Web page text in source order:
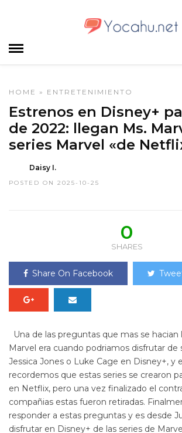
HOME » ENTRETENIMIENTO
Estrenos en Disney+
de 2022: llegan Ms.
series Marvel «de
Daisy I.
POSTED ON 2025-10-25
0
SHARES
Share On Facebook
Una de las preguntas que mas se hacian
Marvel era cuando podriamos disfrutar de
Jessica Jones o Luke Cage en Disney+, y
recordemos que estas series se crearon
en Netflix, pero una vez finalizado el
compañias estas fueron retiradas.
responder a estas preguntas y es desde
disfrutar en Disney+ de las series de